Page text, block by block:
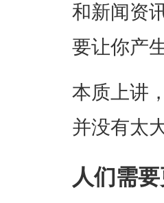
和新闻资
要让你产
本质上讲
并没有太
人们需